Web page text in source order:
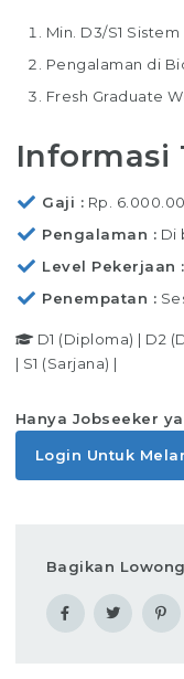
Min. D3/S1
Pengalaman di
Fresh Graduate
Informasi
Gaji
Rp.
Pengalaman
Di
Level Pekerjaan
Penempatan
D1 (Diploma) | D2
| S1 (Sarjana) |
Hanya Jobseeker
Login Untuk
Bagikan